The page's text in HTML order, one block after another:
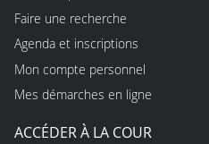
Faire une recherche
Agenda et inscriptions
Mon compte personnel
Mes démarches en ligne
ACCÉDER À LA COUR